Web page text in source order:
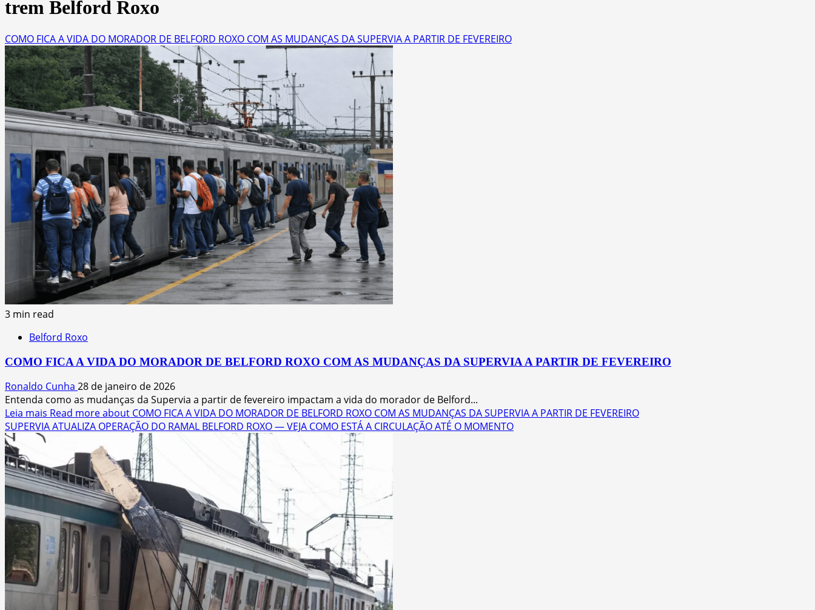
trem Belford Roxo
COMO FICA A VIDA DO MORADOR DE BELFORD ROXO COM AS MUDANÇAS DA SUPERVIA A PARTIR DE FEVEREIRO
3 min read
Belford Roxo
COMO FICA A VIDA DO MORADOR DE BELFORD ROXO COM AS MUDANÇAS DA SUPERVIA A PARTIR DE FEVEREIRO
Ronaldo Cunha 28 de janeiro de 2026
Entenda como as mudanças da Supervia a partir de fevereiro impactam a vida do morador de Belford...
Leia mais Read more about COMO FICA A VIDA DO MORADOR DE BELFORD ROXO COM AS MUDANÇAS DA SUPERVIA A PARTIR DE FEVEREIRO
SUPERVIA ATUALIZA OPERAÇÃO DO RAMAL BELFORD ROXO — VEJA COMO ESTÁ A CIRCULAÇÃO ATÉ O MOMENTO